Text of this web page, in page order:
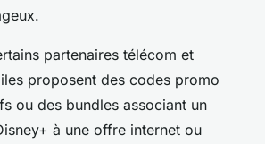
partenaires télécom et
proposent des codes promo
ou des bundles associant un
à une offre internet ou